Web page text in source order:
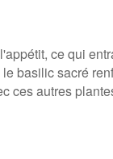
ce qui
basilic sacré
ces autres